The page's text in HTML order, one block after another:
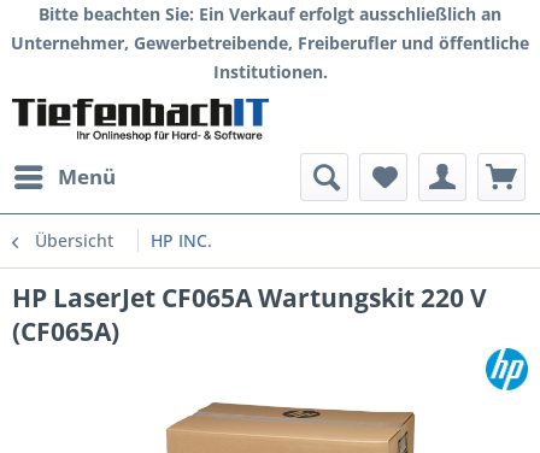
Bitte beachten Sie: Ein Verkauf erfolgt ausschließlich an
Unternehmer, Gewerbetreibende, Freiberufler und öffentliche
Institutionen.
Menü
Übersicht HP INC.
HP LaserJet CF065A Wartungskit 220 V
(CF065A)